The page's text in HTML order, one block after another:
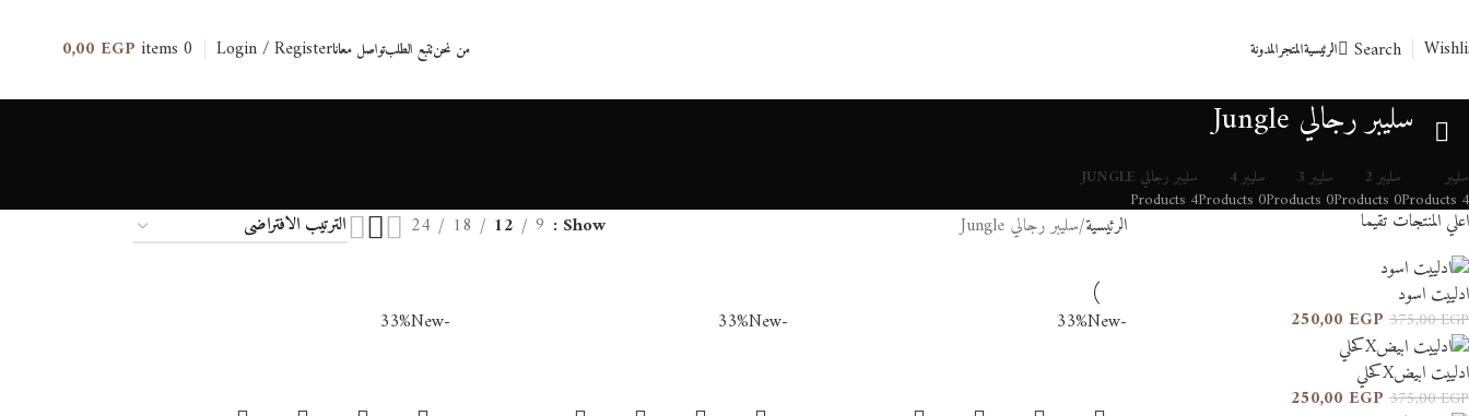
Search الرئيسيةالمتجرالمدونة من نحنتتبع الطلبتواصل معاناLogin / Register
0
items
0,00 EGP
سليبر رجالي Jungle
سليبر
4 Products
سليبر 2
0 Products
سليبر 3
0 Products
سليبر 4
0 Products
سليبر رجالي JUNGLE
4 Products
اعلي المنتجات تقيما
ادلييت اسود
375,00EGP
250,00 EGP
ادلييت ابيضXكحلي
375,00EGP
250,00 EGP
الرئيسية سليبر رجالي Jungle Show
9
12
18
24
-33%
New
-33%
New
-33%
New